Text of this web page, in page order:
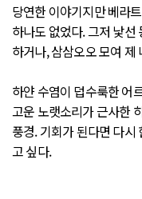
당연한 이야기지만 베라
하나도 없었다. 그저 낯
하거나, 삼삼오오 모여 제
하얀 수염이 덥수룩한 어
고운 노랫소리가 근사한
풍경. 기회가 된다면 다시
고 싶다.